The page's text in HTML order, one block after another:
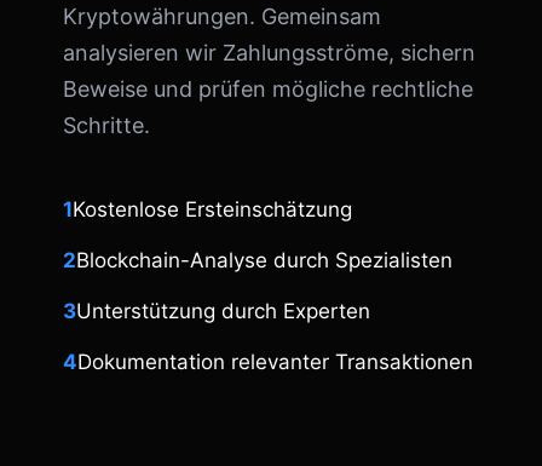
Kryptowährungen. Gemeinsam
analysieren wir Zahlungsströme, sichern
Beweise und prüfen mögliche rechtliche
Schritte.
1Kostenlose Ersteinschätzung
2Blockchain-Analyse durch Spezialisten
3Unterstützung durch Experten
4Dokumentation relevanter Transaktionen